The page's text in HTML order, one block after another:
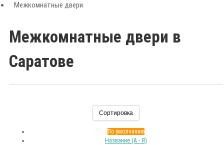
Межкомнатные двери
Межкомнатные двери в
Саратове
Сортировка
По умолчанию
Название (А - Я)